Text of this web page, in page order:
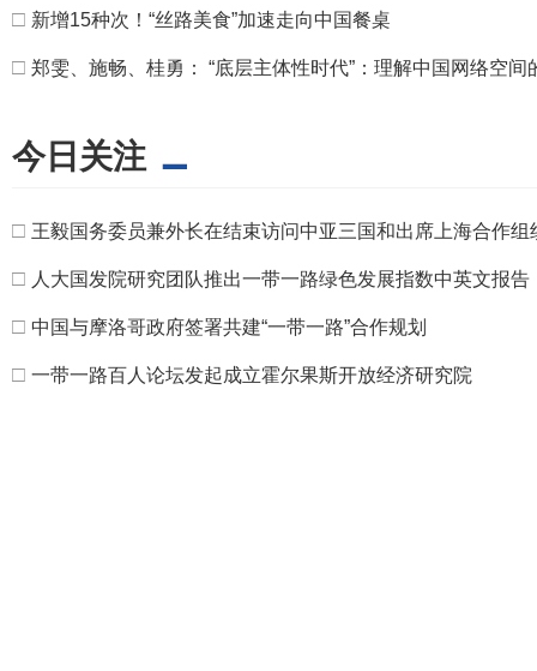
□ 新增15种次！“丝路美食”加速走向中国餐桌
□ 郑雯、施畅、桂勇： “底层主体性时代”：理解中国网络空间
今日关注
□ 王毅国务委员兼外长在结束访问中亚三国和出席上海合作
□ 人大国发院研究团队推出一带一路绿色发展指数中英文报告
□ 中国与摩洛哥政府签署共建“一带一路”合作规划
□ 一带一路百人论坛发起成立霍尔果斯开放经济研究院